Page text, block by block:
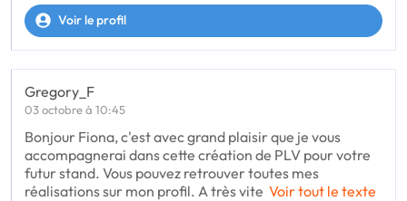
Voir le profil
Gregory_F
03 octobre à 10:45
Bonjour Fiona, c'est avec grand plaisir que je vous
accompagnerai dans cette création de PLV pour votre
futur stand. Vous pouvez retrouver toutes mes
réalisations sur mon profil. A très vite Voir tout le texte